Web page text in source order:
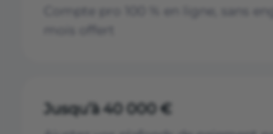
Jusqu’à 40 000 €